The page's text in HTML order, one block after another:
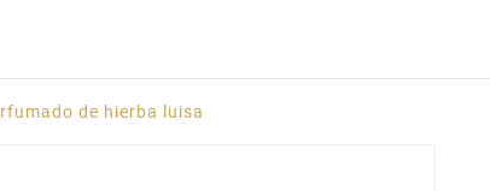
de hierba luisa